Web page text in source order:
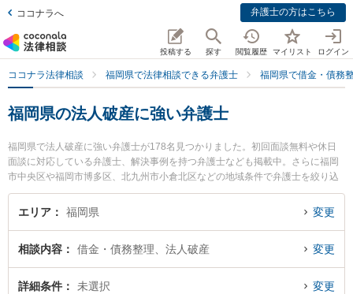
ココナラへ 弁護士の方はこちら
投稿する 探す 閲覧履歴 マイリスト ログイン
ココナラ法律相談 福岡県で法律相談できる弁護士 福岡県で借金・債務
福岡県の法人破産に強い弁護士
福岡県で法人破産に強い弁護士が178名見つかりました。初回面談無料や休日
面談に対応している弁護士、解決事例を持つ弁護士なども掲載中。さらに福岡
市中央区や福岡市博多区、北九州市小倉北区などの地域条件で弁護士を絞り込
めます。借金・債務整理に関係する消費者金融の債務整理やクレジット会社の
債務整理、リボ払いの債務整理等の細かな分野での絞り込み検索もでき便利で
士費用、強みなどが注目されています。『福岡県で土日や夜間に発生した法人
破産のトラブルを今すぐに弁護士に相談したい』『法人破産のトラブル解決の
実績豊富な近くの弁護士を検索したい』『初回相談無料で法人破産を法律相談
エリア 福岡県 変更
相談内容 借金・債務整理、法人破産 変更
詳細条件 未選択 変更